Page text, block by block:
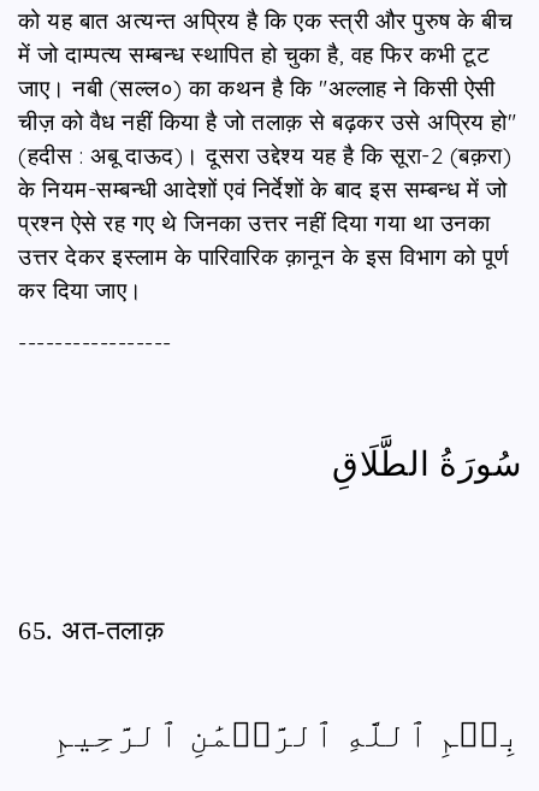
को यह बात अत्यन्त अप्रिय है कि एक स्त्री और पुरुष के बीच
में जो दाम्पत्य सम्बन्ध स्थापित हो चुका है, वह फिर कभी टूट
जाए। नबी (सल्ल०) का कथन है कि "अल्लाह ने किसी ऐसी
चीज़ को वैध नहीं किया है जो तलाक़ से बढ़कर उसे अप्रिय हो"
(हदीस : अबू दाऊद)। दूसरा उद्देश्य यह है कि सूरा-2 (बक़रा)
के नियम-सम्बन्धी आदेशों एवं निर्देशों के बाद इस सम्बन्ध में जो
प्रश्न ऐसे रह गए थे जिनका उत्तर नहीं दिया गया था उनका
उत्तर देकर इस्लाम के पारिवारिक क़ानून के इस विभाग को पूर्ण
कर दिया जाए।
-----------------
سُورَةُ الطَّلَاقِ
65. अत-तलाक़
بِسۡمِ ٱللَّهِ ٱلرَّحۡمَٰنِ ٱلرَّحِيمِ